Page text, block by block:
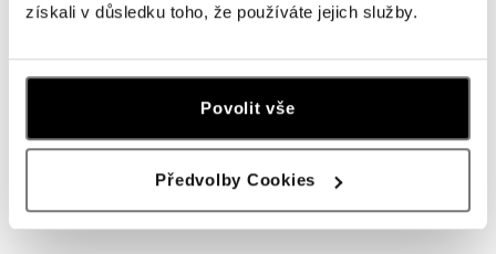
získali v důsledku toho, že používáte jejich služby.
Povolit vše
Předvolby Cookies
ALO